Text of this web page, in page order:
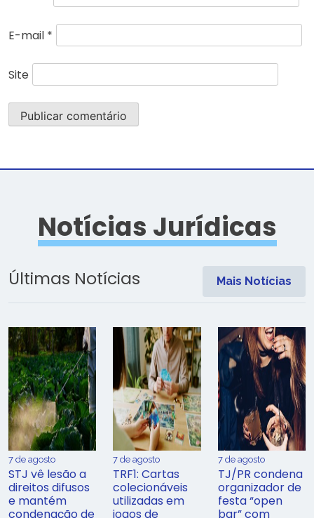
E-mail *
Site
Notícias Jurídicas
Últimas Notícias Mais Notícias
7 de agosto
STJ vê lesão a
direitos difusos
e mantém
condenação de
7 de agosto
TRF1: Cartas
colecionáveis
utilizadas em
jogos de
7 de agosto
TJ/PR condena
organizador de
festa “open
bar” com